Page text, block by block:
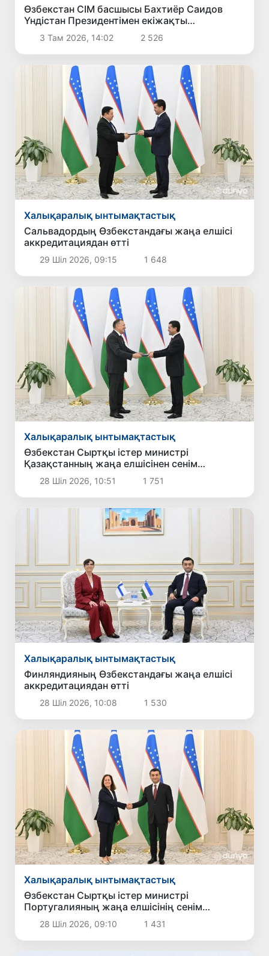
Өзбекстан СІМ басшысы Бахтиёр Саидов
Үндістан Президентімен екіжақты
байланыстарды нығайту мәселелерін
талқылады
3 Там 2026, 14:02 2 526
Халықаралық ынтымақтастық
Сальвадордың Өзбекстандағы жаңа елшісі
аккредитациядан өтті
29 Шіл 2026, 09:15 1 648
Халықаралық ынтымақтастық
Өзбекстан Сыртқы істер министрі
Қазақстанның жаңа елшісінен сенім
грамоталарының көшірмелерін қабылдады
28 Шіл 2026, 10:51 1 751
Халықаралық ынтымақтастық
Финляндияның Өзбекстандағы жаңа елшісі
аккредитациядан өтті
28 Шіл 2026, 10:08 1 530
Халықаралық ынтымақтастық
Өзбекстан Сыртқы істер министрі
Португалияның жаңа елшісінің сенім
грамоталарын қабылдады
28 Шіл 2026, 09:10 1 431